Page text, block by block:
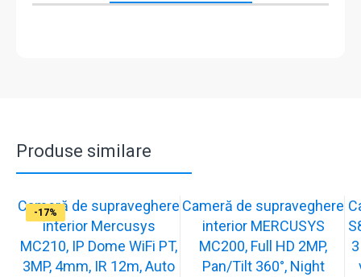
Produse similare
-19%
Cameră de supraveghere
interior Mercusys
MC210, IP Dome WiFi PT,
3MP, 4mm, IR 12m, Auto
-21%
Cameră de supraveghere
interior MERCUSYS
MC200, Full HD 2MP,
Pan/Tilt 360°, Night
-13%
-15%
-13%
-16%
-17%
-17%